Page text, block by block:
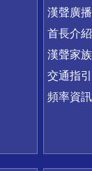
漢聲廣
首長介紹
漢聲家族
交通指引
頻率資訊